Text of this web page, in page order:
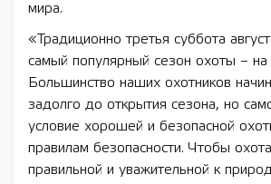
мира.
«Традиционно третья суббота
самый популярный сезон охоты –
Большинство наших охотников
задолго до открытия сезона, но
условие хорошей и безопасной
правилам безопасности. Чтобы
правильной и уважительной к